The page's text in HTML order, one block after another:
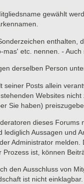
gewählt
enthalten,
etc. nennen. -
derselben Person
seiner Posts allein
Websites
Sie haben)
dieses
lediglich Aussagen und
Administrator
ist, können
den Ausschluss von
ist nicht einklagbar.